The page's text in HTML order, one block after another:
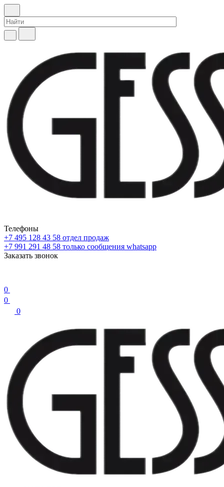
Телефоны
+7 495 128 43 58 отдел продаж
+7 991 291 48 58 только сообщения whatsapp
Заказать звонок
0
0
0